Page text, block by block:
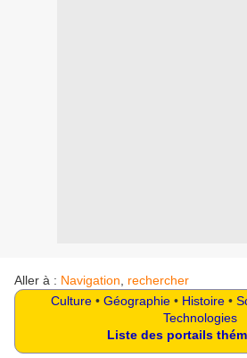
Aller à : Navigation
rechercher
Culture • Géographie • Histoire •
Technologies
Liste des portails